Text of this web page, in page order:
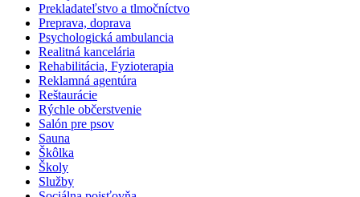
Prekladateľstvo a tlmočníctvo
Preprava, doprava
Psychologická ambulancia
Realitná kancelária
Rehabilitácia, Fyzioterapia
Reklamná agentúra
Reštaurácie
Rýchle občerstvenie
Salón pre psov
Sauna
Škôlka
Školy
Služby